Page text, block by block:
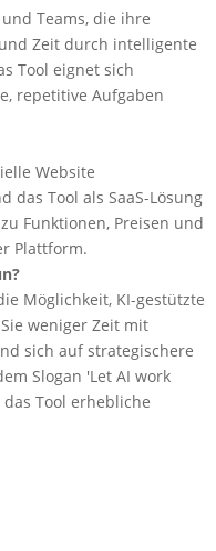
Teams, die ihre
Zeit durch intelligente
Tool eignet sich
repetitive Aufgaben
Website
Tool als SaaS-Lösung
Funktionen, Preisen und
Plattform.
Möglichkeit, KI-gestützte
weniger Zeit mit
sich auf strategischere
Slogan 'Let AI work
Tool erhebliche